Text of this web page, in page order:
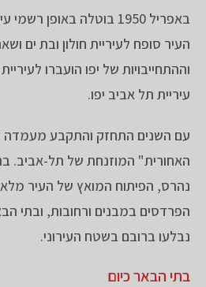
באפריל 1950 בוטלה באופן
העיר סופח לעיריית חולון ובת ים
וההתחייבויות של יפו הועברו
עיריית תל אביב יפו.
עם השנים התחזק והתקבע מעמדה
האחורית" המוזנחת של תל-אביב.
נהרס, הפיתוח המואץ של העיר
הפרדסים במבנים ורחובות, ובתי
נבלעו ברובם בשטח העירוני.
בתי הבאר כיום